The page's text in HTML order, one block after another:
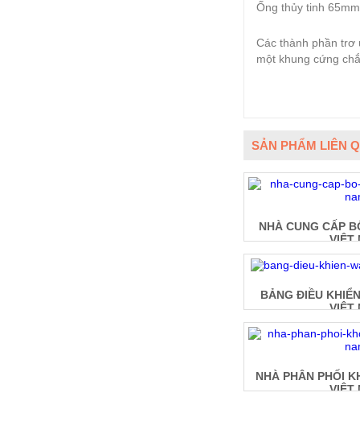
Ống thủy tinh
Các thành phần trơ
một khung cứng
SẢN PHẨM LIÊN
NHÀ CUNG CẤP
VIỆT
BẢNG ĐIỀU
VIỆT
NHÀ PHÂN PHỐI
VIỆT